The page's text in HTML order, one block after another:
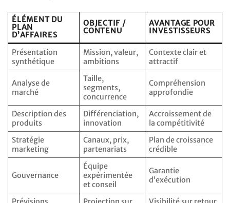
ÉLÉMENT DU
PLAN
D’AFFAIRES
OBJECTIF /
CONTENU
AVANTAGE POUR
INVESTISSEURS
Présentation
synthétique
Mission, valeur,
ambitions
Contexte clair et
attractif
Analyse de
marché
Taille,
segments,
concurrence
Compréhension
approfondie
Description des
produits
Différenciation,
innovation
Accroissement de
la compétitivité
Stratégie
marketing
Canaux, prix,
partenariats
Plan de croissance
crédible
Gouvernance
Équipe
expérimentée
et conseil
Garantie
d’exécution